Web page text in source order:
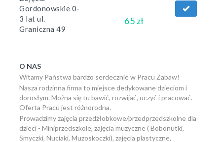
Gordonowskie 0-
3 lat ul.
Graniczna 49
65 zł
O NAS
Witamy Państwa bardzo serdecznie w Pracu Zabaw!
Nasza rodzinna firma to miejsce dedykowane dzieciom i
dorosłym. Można się tu bawić, rozwijać, uczyć i pracować.
Oferta Pracu jest różnorodna.
Prowadzimy zajęcia przedżłobkowe/przedprzedszkolne dla
dzieci - Miniprzedszkole, zajęcia muzyczne ( Bobonutki,
Smyczki, Nuciaki, Muzoskoczki), zajęcia plastyczne,